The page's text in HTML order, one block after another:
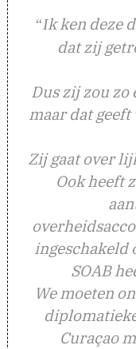
“Ik ken deze
dat zij
Dus zij zou zo
maar dat
Zij gaat over
Ook heeft
ingeschakeld
SOAB
We moeten
Curaçao